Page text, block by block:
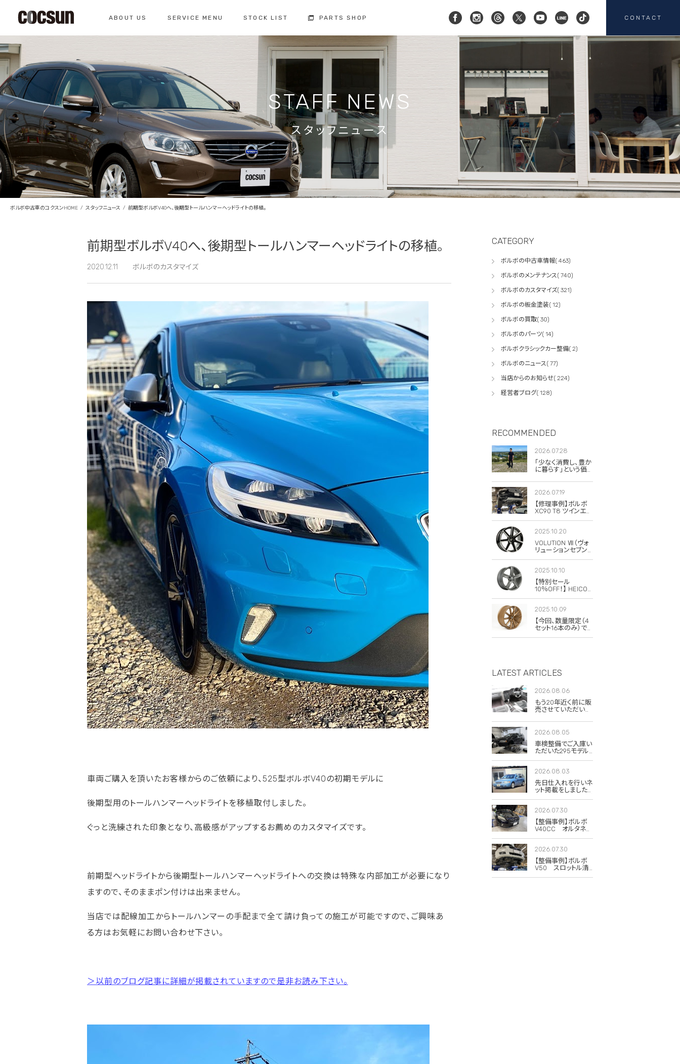
ABOUT US
私たちについて コクスンについて フィロソフィー 人と環境への配慮 会社概要
仕入れの基準 お車の保証 納車前の整備 HEICO SPORTIV お客様の声
SERVICE MENU
サービスメニュー 車検のご案内 修理・点検・メンテナンス 板金塗装 カスタマイズ
クラシックカー整備 ボルボ故障事例集 買取査定 注文販売
STOCK LIST PARTS SHOP CONTACT
CONTACT
お問い合わせ 0568-26-7071
コクスン土浦
029-846-0727
コクスン横浜
045-719-9357
総合お問い合わせ 車検のお問い合わせ
修理・点検・
メンテナンスの
お問い合わせ
カスタマイズの
お問い合わせ
クラシックカー整備の
お問い合わせ
買取のお問い合わせ
注文販売の
お問い合わせ
板金塗装の
STAFF NEWS
スタッフニュース
ボルボ中古車のコクスンHOME スタッフニュース 前期型ボルボV40へ、後期型トールハンマーヘッドライトの移植。
前期型ボルボV40へ、後期型トールハンマーヘッドライトの移植。
2020.12.11 ボルボのカスタマイズ
車両ご購入を頂いたお客様からのご依頼により、525型ボルボV40の初期モデルに
後期型用のトールハンマーヘッドライトを移植取付しました。
ぐっと洗練された印象となり、高級感がアップするお薦めのカスタマイズです。
前期型ヘッドライトから後期型トールハンマーヘッドライトへの交換は特殊な内部加工が必要になり
ますので、そのままポン付けは出来ません。
当店では配線加工からトールハンマーの手配まで全て請け負っての施工が可能ですので、ご興味あ
る方はお気軽にお問い合わせ下さい。
＞以前のブログ記事に詳細が掲載されていますので是非お読み下さい。
CATEGORY
ボルボの中古車情報( 463)
ボルボのメンテナンス( 740)
ボルボのカスタマイズ( 321)
ボルボの板金塗装( 12)
ボルボの買取( 30)
ボルボのパーツ( 14)
ボルボクラシックカー整備( 2)
ボルボのニュース( 77)
当店からのお知らせ( 224)
経営者ブログ( 128)
RECOMMENDED
2026.07.28
「少なく消費し、豊か
に暮らす」という価
スウェーデンに惹か
れる理由
2026.07.19
【修理事例】ボルボ
XC90 T8 ツインエン
ERAD（電動リアアク
スル駆動）交換・エア
コンコンプレッサー
交換
2025.10.20
VOLUTION Ⅶ（ヴォ
リューションセブン）
2025.10.10
【特別セール
10％OFF！】 HEICO
Classic 8×19 チタニ
ウム 4本セット
2025.10.09
【今回、数量限定（4
セット16本のみ）で
LATEST ARTICLES
2026.08.06
もう20年近く前に販
売させていただいた
テリア写真が出てき
ました。
2026.08.05
車検整備でご入庫い
ただいた295モデル
2026.08.03
先日仕入れを行いネ
ット掲載をしました
2026.07.30
【整備事例】ボルボ
V40CC オルタネー
2026.07.30
【整備事例】ボルボ
V50 スロットル清